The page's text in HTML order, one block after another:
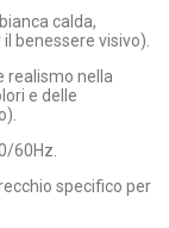
calda,
benessere visivo).
realismo nella
e delle
60Hz.
specifico per